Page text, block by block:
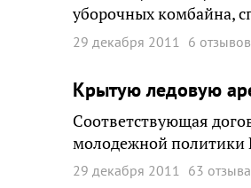
уборочных комбайна,
29 декабря 2011 6 отзывов
Крытую ледовую
Соответствующая
молодежной политики
29 декабря 2011 63 отзыва